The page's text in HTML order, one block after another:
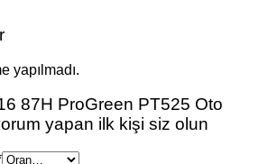
yapılmadı.
87H ProGreen PT525 Oto
yapan ilk kişi siz olun